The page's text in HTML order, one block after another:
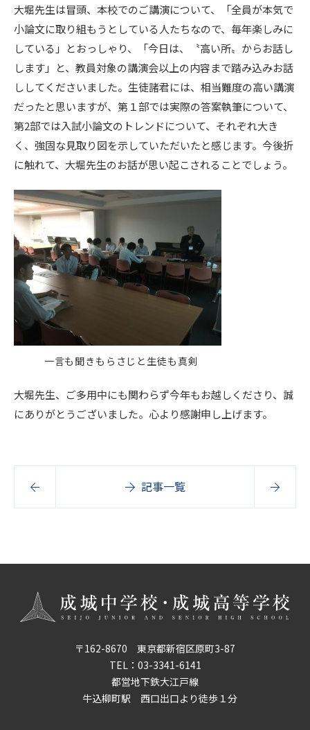
大堀先生は冒頭、本校でのご講演について、「全員が本気で
小論文に取り組もうとしている人たちなので、毎年楽しみに
している」とおっしゃり、「今日は、〝高い所〟からお話し
します」と、教員対象の講演会以上の内容まで踏み込みお話
ししてくださいました。生徒諸君には、相当難度の高い講演
だったと思いますが、第１部では実際の答案執筆について、
第2部では入試小論文のトレンドについて、それぞれ大き
く、強固な見取り図を示していただいたと感じます。今後折
に触れて、大堀先生のお話が思い起こされることでしょう。
一言も聞きもらさじと生徒も真剣
大堀先生、ご多用中にも関わらず今年もお越しくださり、誠
にありがとうございました。心より感謝申し上げます。
記事一覧
〒162-8670 東京都新宿区原町3-87
TEL： 03-3341-6141
都営地下鉄大江戸線
牛込柳町駅 西口出口より徒歩１分